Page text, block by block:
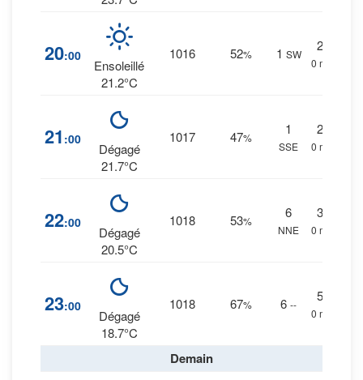
20:00
Ensoleillé
21.2°C
1016 52% 1 SW
2
0 mm.
21 :00
Dégagé
21.7°C
1017 47%
1
SSE
2
0 mm.
22:00
Dégagé
20.5°C
1018 53%
6
NNE
3
0 mm.
23:00
Dégagé
18.7°C
1018 67% 6 --
5
0 mm.
Demain